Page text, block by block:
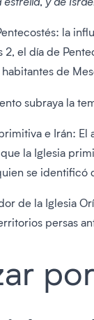
la
2, el día de
de
subraya la
e Irán: El
la Iglesia
se identificó
de la Iglesia
persas